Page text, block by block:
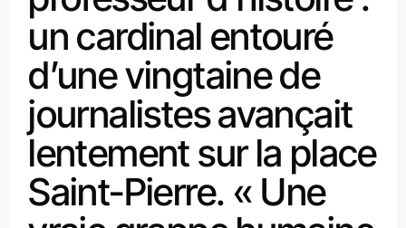
un cardinal entouré
d’une vingtaine de
journalistes avançait
lentement sur la place
Saint-Pierre. « Une